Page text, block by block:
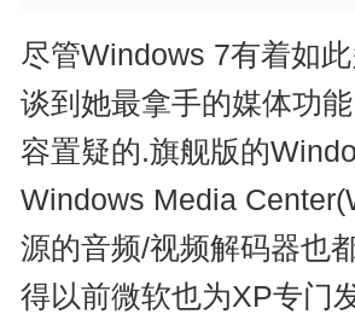
尽管Windows 7有着如
谈到她最拿手的媒体功
容置疑的.旗舰版的
Windows Media
源的音频/视频解码器也
得以前微软也为XP专门